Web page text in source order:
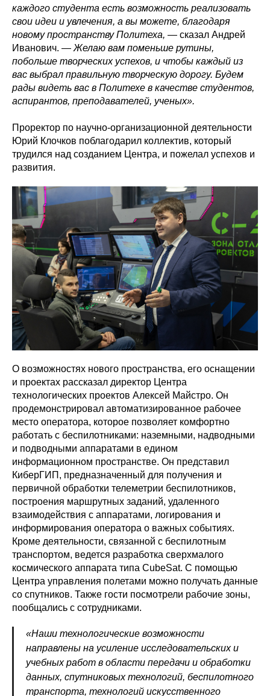
каждого студента есть возможность реализовать
свои идеи и увлечения, а вы можете, благодаря
новому пространству Политеха, — сказал Андрей
Иванович. — Желаю вам поменьше рутины,
побольше творческих успехов, и чтобы каждый из
вас выбрал правильную творческую дорогу. Будем
рады видеть вас в Политехе в качестве студентов,
аспирантов, преподавателей, ученых».
Проректор по научно-организационной деятельности
Юрий Клочков поблагодарил коллектив, который
трудился над созданием Центра, и пожелал успехов и
развития.
О возможностях нового пространства, его оснащении
и проектах рассказал директор Центра
технологических проектов Алексей Майстро. Он
продемонстрировал автоматизированное рабочее
место оператора, которое позволяет комфортно
работать с беспилотниками: наземными, надводными
и подводными аппаратами в едином
информационном пространстве. Он представил
КиберГИП, предназначенный для получения и
первичной обработки телеметрии беспилотников,
построения маршрутных заданий, удаленного
взаимодействия с аппаратами, логирования и
информирования оператора о важных событиях.
Кроме деятельности, связанной с беспилотным
транспортом, ведется разработка сверхмалого
космического аппарата типа CubeSat. С помощью
Центра управления полетами можно получать данные
со спутников. Также гости посмотрели рабочие зоны,
пообщались с сотрудниками.
«Наши технологические возможности
направлены на усиление исследовательских и
учебных работ в области передачи и обработки
данных, спутниковых технологий, беспилотного
транспорта, технологий искусственного
© 2015-2026 НАУРР. Все права защищены. При использовании материалов
ссылка на ROBOTUNION.RU — обязательна
© 2015-2026 НАУРР. Все права защищены.
При использовании материалов ссылка на ROBOTUNION.RU — обязательна